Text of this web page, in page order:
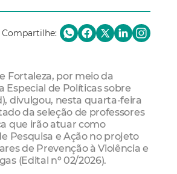
Compartilhe:
Fortaleza, por meio da
Especial de Políticas sobre
divulgou, nesta quarta-feira
da seleção de professores
que irão atuar como
Pesquisa e Ação no projeto
de Prevenção à Violência e
(Edital nº 02/2026).